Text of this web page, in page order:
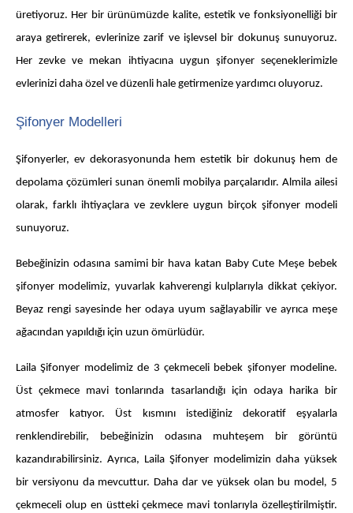
ne aramıştınız?
En çok ziyaret edilenler
gamer
beşik
toddler yatak
puf
üretiyoruz. Her bir ürünümüzde kalite, estetik ve fonksiyonelliği bir
araya getirerek, evlerinize zarif ve işlevsel bir dokunuş sunuyoruz.
Her zevke ve mekan ihtiyacına uygun şifonyer seçeneklerimizle
evlerinizi daha özel ve düzenli hale getirmenize yardımcı oluyoruz.
Şifonyer Modelleri
Şifonyerler, ev dekorasyonunda hem estetik bir dokunuş hem de
depolama çözümleri sunan önemli mobilya parçalarıdır. Almila ailesi
olarak, farklı ihtiyaçlara ve zevklere uygun birçok şifonyer modeli
sunuyoruz.
Bebeğinizin odasına samimi bir hava katan Baby Cute Meşe bebek
şifonyer modelimiz, yuvarlak kahverengi kulplarıyla dikkat çekiyor.
Beyaz rengi sayesinde her odaya uyum sağlayabilir ve ayrıca meşe
ağacından yapıldığı için uzun ömürlüdür.
Laila Şifonyer modelimiz de 3 çekmeceli bebek şifonyer modeline.
Üst çekmece mavi tonlarında tasarlandığı için odaya harika bir
atmosfer katıyor. Üst kısmını istediğiniz dekoratif eşyalarla
renklendirebilir, bebeğinizin odasına muhteşem bir görüntü
kazandırabilirsiniz. Ayrıca, Laila Şifonyer modelimizin daha yüksek
bir versiyonu da mevcuttur. Daha dar ve yüksek olan bu model, 5
çekmeceli olup en üstteki çekmece mavi tonlarıyla özelleştirilmiştir.